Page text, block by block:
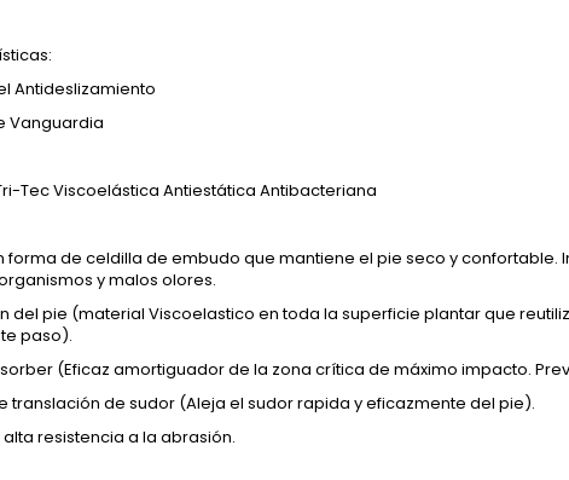
Antideslizamiento
Vanguardia
Tec Viscoelástica Antiestática Antibacteriana
forma de celdilla de embudo que mantiene el pie seco y
y malos olores.
del pie (material Viscoelastico en toda la superficie plantar que
paso).
(Eficaz amortiguador de la zona crítica de máximo impacto.
translación de sudor (Aleja el sudor rapida y eficazmente del pie).
resistencia a la abrasión.